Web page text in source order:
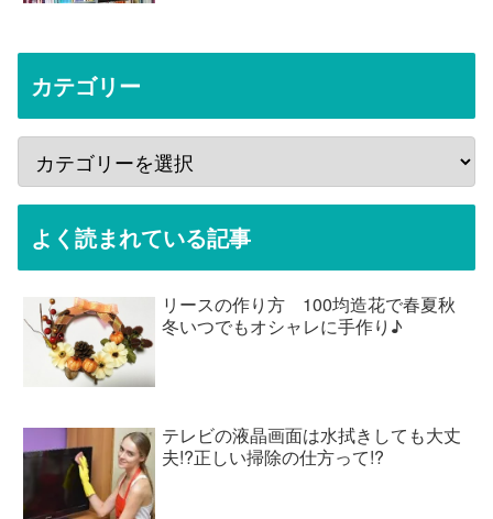
カテゴリー
よく読まれている記事
リースの作り方 100均造花で春夏秋
冬いつでもオシャレに手作り♪
テレビの液晶画面は水拭きしても大丈
夫!?正しい掃除の仕方って!?